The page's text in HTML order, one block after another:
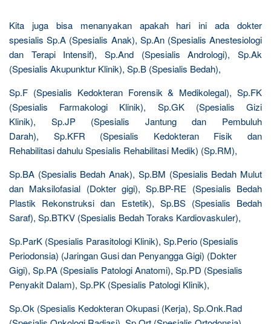
Kita juga bisa menanyakan apakah hari ini ada dokter
spesialis Sp.A (Spesialis Anak), Sp.An (Spesialis Anestesiologi
dan Terapi Intensif), Sp.And (Spesialis Andrologi), Sp.Ak
(Spesialis Akupunktur Klinik), Sp.B (Spesialis Bedah),
Sp.F (Spesialis Kedokteran Forensik & Medikolegal), Sp.FK
(Spesialis Farmakologi Klinik), Sp.GK (Spesialis Gizi
Klinik), Sp.JP (Spesialis Jantung dan Pembuluh
Darah), Sp.KFR (Spesialis Kedokteran Fisik dan
Rehabilitasi dahulu Spesialis Rehabilitasi Medik) (Sp.RM),
Sp.BA (Spesialis Bedah Anak), Sp.BM (Spesialis Bedah Mulut
dan Maksilofasial (Dokter gigi), Sp.BP-RE (Spesialis Bedah
Plastik Rekonstruksi dan Estetik), Sp.BS (Spesialis Bedah
Saraf), Sp.BTKV (Spesialis Bedah Toraks Kardiovaskuler),
Sp.ParK (Spesialis Parasitologi Klinik), Sp.Perio (Spesialis
Periodonsia) (Jaringan Gusi dan Penyangga Gigi) (Dokter
Gigi), Sp.PA (Spesialis Patologi Anatomi), Sp.PD (Spesialis
Penyakit Dalam), Sp.PK (Spesialis Patologi Klinik),
Sp.Ok (Spesialis Kedokteran Okupasi (Kerja), Sp.Onk.Rad